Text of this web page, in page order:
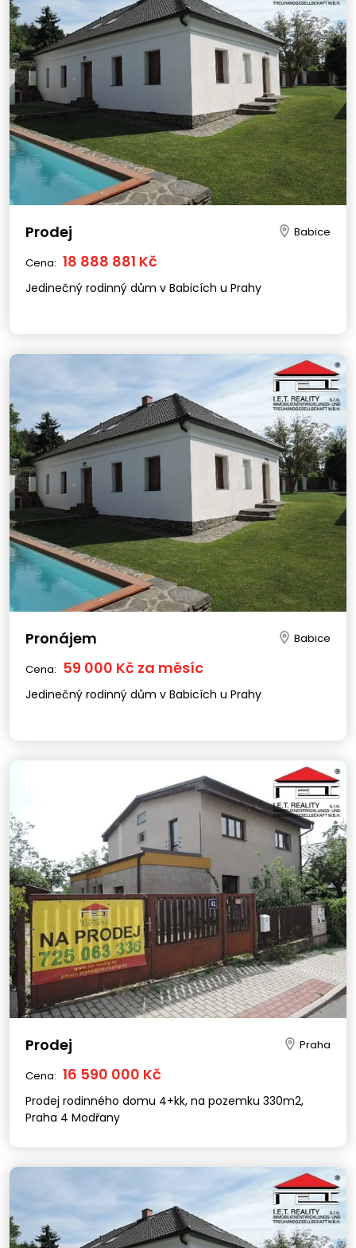
Prodej Babice
Cena: 18 888 881 Kč
Jedinečný rodinný dům v Babicích u Prahy
Pronájem Babice
Cena: 59 000 Kč za měsíc
Jedinečný rodinný dům v Babicích u Prahy
Prodej Praha
Cena: 16 590 000 Kč
Prodej rodinného domu 4+kk, na pozemku 330m2,
Praha 4 Modřany